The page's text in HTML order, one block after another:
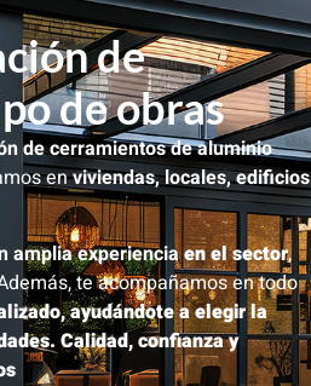
de
de obras
de cerramientos de aluminio
enviviendas, locales, edificios
amplia experienciaen el sector,
te acompañamos en todo
ayudándote a elegir la
Calidad, confianza y